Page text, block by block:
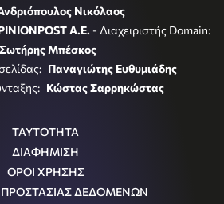
Νικόλαος
A.E. - Διαχειριστής Domain:
Σωτήρης Μπέσκος
Παναγιώτης Ευθυμιάδης
Κώστας Σαρρηκώστας
ΤΑΥΤΟΤΗΤΑ
ΔΙΑΦΗΜΙΣΗ
ΟΡΟΙ ΧΡΗΣΗΣ
ΠΡΟΣΤΑΣΙΑΣ ΔΕΔΟΜΕΝΩΝ